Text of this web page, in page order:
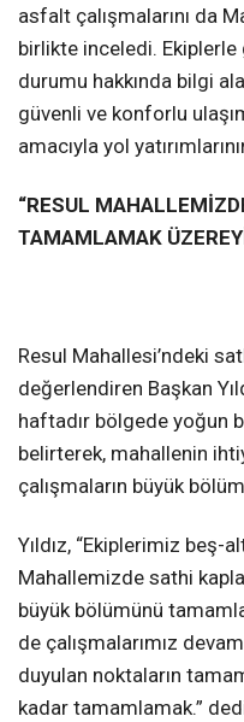
asfalt çalışmalarını da
birlikte inceledi. Ekiplerle
durumu hakkında bilgi
güvenli ve konforlu
amacıyla yol
“RESUL
TAMAMLAMAK
Resul Mahallesi’ndeki
değerlendiren Başkan
haftadır bölgede yoğun
belirterek, mahallenin
çalışmaların büyük
Yıldız, “Ekiplerimiz beş-
Mahallemizde sathi
büyük bölümünü
de çalışmalarımız
duyulan noktaların
kadar tamamlamak.”